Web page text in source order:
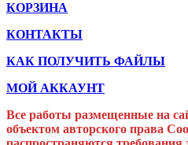
КОРЗИНА
КОНТАКТЫ
КАК ПОЛУЧИТЬ ФАЙЛЫ
МОЙ АККАУНТ
Все работы размещенные на
объектом авторского права